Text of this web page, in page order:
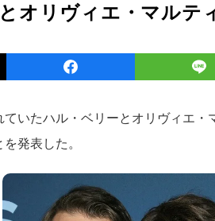
オリヴィエ・マルテ
いたハル・ベリーとオリヴィエ・
発表した。